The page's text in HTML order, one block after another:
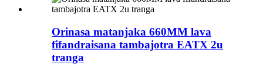
Orinasa matanjaka 660MM lava
fifandraisana tambajotra EATX 2u
tranga